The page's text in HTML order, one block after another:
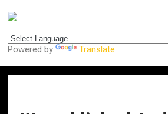
Powered by Translate